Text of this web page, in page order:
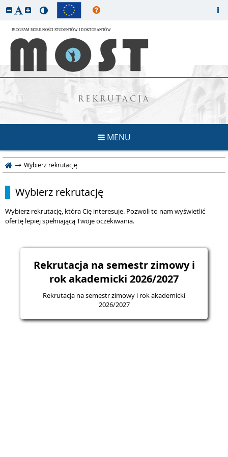
REKRUTACJA
MENU
Wybierz rekrutację
Wybierz rekrutację
Wybierz rekrutację, która Cię interesuje. Pozwoli to nam wyświetlić
ofertę lepiej spełniającą Twoje oczekiwania.
Rekrutacja na semestr zimowy i
rok akademicki 2026/2027
Rekrutacja na semestr zimowy i rok akademicki
2026/2027